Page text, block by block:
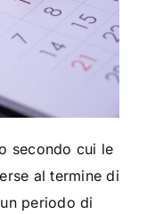
secondo cui le
al termine di
periodo di